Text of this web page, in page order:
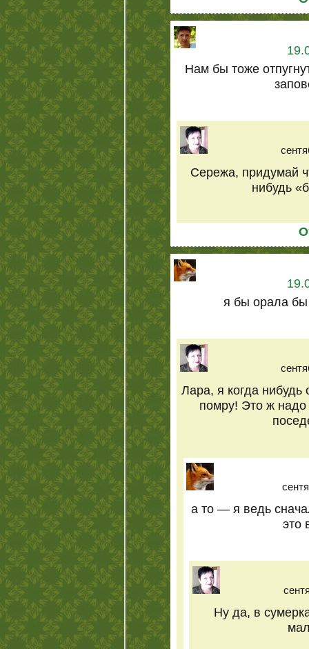
Нам бы тоже
Сережа, придумай
нибудь
я бы орала
Лара, я когда нибудь
помру! Это ж
а то — я ведь
это
Ну да, в